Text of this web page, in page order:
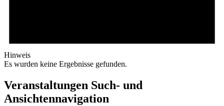
Hinweis
Es wurden keine Ergebnisse gefunden.
Veranstaltungen Such- und
Ansichtennavigation